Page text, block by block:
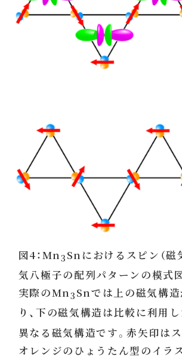
図4：Mn3 Snにおけるスピン（磁
気八極子の配列パターンの模式
実際のMn3 Snでは上の磁気構
り、下の磁気構造は比較に利用
異なる磁気構造です。赤矢印はス
オレンジのひょうたん型のイラ